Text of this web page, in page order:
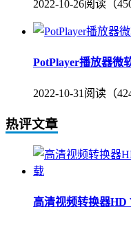
2022-10-26阅读（
PotPlayer播放器微
2022-10-31 阅读（
热评文章
高清视频转换器HD